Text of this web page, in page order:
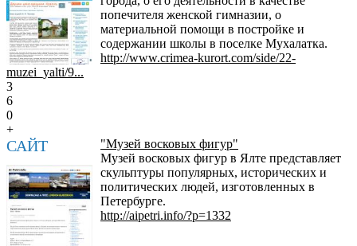
попечителя женской гимназии, о
материальной помощи в постройке и
содержании школы в поселке Мухалатка.
http://www.crimea-kurort.com/side/22-
muzei_yalti/9...
3
6
0
+
САЙТ
"Музей восковых фигур"
Музей восковых фигур в Ялте представляет
скульптуры популярных, исторических и
политических людей, изготовленных в
Петербурге.
http://aipetri.info/?p=1332